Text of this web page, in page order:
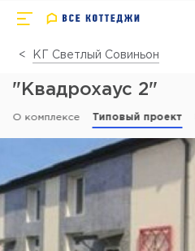
КГ Светлый Совиньон
"Квадрохаус 2"
О комплексе Типовый проект